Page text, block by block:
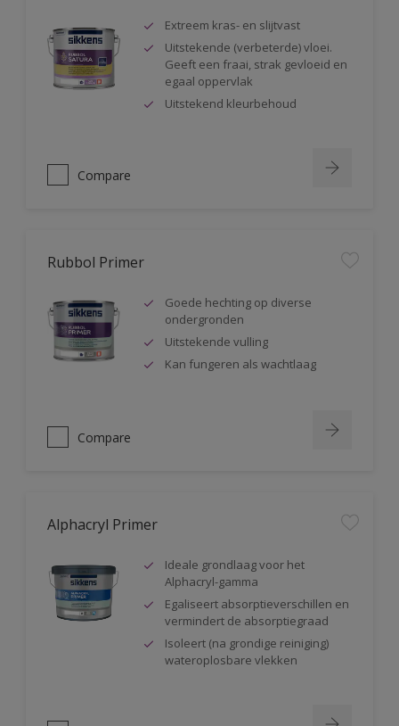
Extreem kras- en slijtvast
Uitstekende (verbeterde) vloei.
Geeft een fraai, strak gevloeid en
egaal oppervlak
Uitstekend kleurbehoud
Compare
Rubbol Primer
Goede hechting op diverse
ondergronden
Uitstekende vulling
Kan fungeren als wachtlaag
Compare
Alphacryl Primer
Ideale grondlaag voor het
Alphacryl-gamma
Egaliseert absorptieverschillen en
vermindert de absorptiegraad
Isoleert (na grondige reiniging)
wateroplosbare vlekken